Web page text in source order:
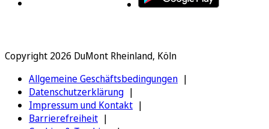
Copyright 2026 DuMont Rheinland, Köln
Allgemeine Geschäftsbedingungen
Datenschutzerklärung
Impressum und Kontakt
Barrierefreiheit